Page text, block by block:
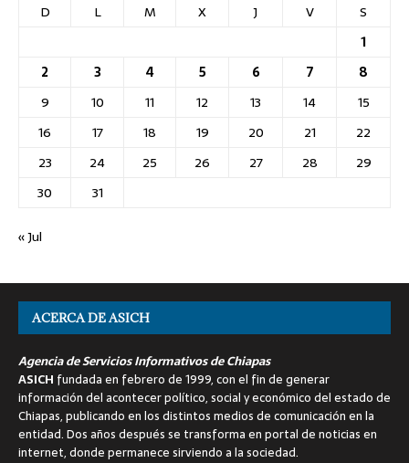
D
L M X J V
S
1
2
3 4 5 6 7
8
9
10 11 12 13 14
15
16
17 18 19 20 21
22
23
24 25 26 27 28
29
30
31
« Jul
ACERCA DE ASICH
Agencia de Servicios Informativos de Chiapas
ASICH fundada en febrero de 1999, con el fin de generar
información del acontecer político, social y económico del estado de
Chiapas, publicando en los distintos medios de comunicación en la
entidad. Dos años después se transforma en portal de noticias en
internet, donde permanece sirviendo a la sociedad.